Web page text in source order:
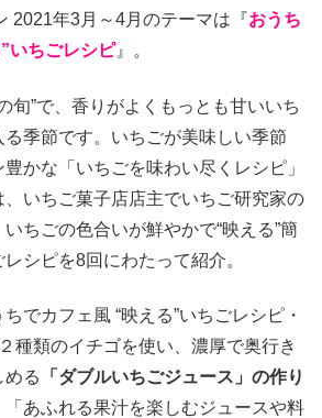
2021年3月～4月のテーマは『おうち
いちごレシピ』。
旬”で、香りがよくもっとも甘いいち
季節です。いちごが美味しい季節
かな「いちごを味わい尽くレシピ」
、いちご菓子店店主でいちご研究家の
ちごの色合いが鮮やかで“映える”簡
シピを8回にわたって紹介。
でカフェ風 “映える”いちごレシピ・
種類のイチゴを使い、濃厚で奥行き
める
「ダブルいちごジュース」の作り
「あふれる果汁を楽しむジュースや料